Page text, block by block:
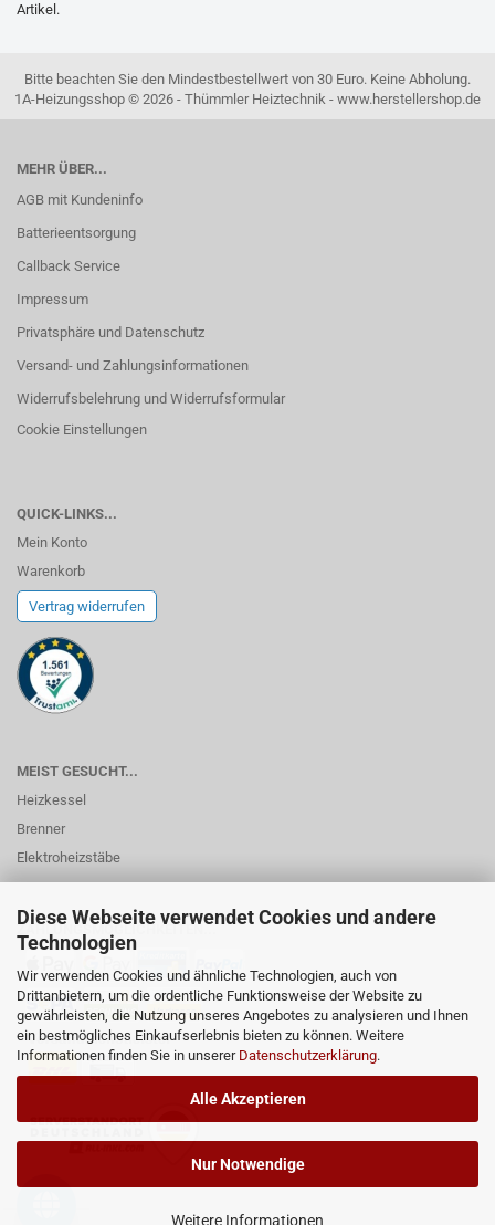
Diese Webseite verwendet Cookies und andere
Technologien
Wir verwenden Cookies und ähnliche Technologien, auch von
Drittanbietern, um die ordentliche Funktionsweise der Website zu
gewährleisten, die Nutzung unseres Angebotes zu analysieren und Ihnen
ein bestmögliches Einkaufserlebnis bieten zu können. Weitere
Informationen finden Sie in unserer Datenschutzerklärung.
Alle Akzeptieren
Nur Notwendige
Weitere Informationen
Artikel.
Bitte beachten Sie den Mindestbestellwert von 30 Euro. Keine Abholung.
1A-Heizungsshop © 2026 - Thümmler Heiztechnik - www.herstellershop.de
MEHR ÜBER...
AGB mit Kundeninfo
Batterieentsorgung
Callback Service
Impressum
Privatsphäre und Datenschutz
Versand- und Zahlungsinformationen
Widerrufsbelehrung und Widerrufsformular
Cookie Einstellungen
QUICK-LINKS...
Mein Konto
Warenkorb
Vertrag widerrufen
MEIST GESUCHT...
Heizkessel
Brenner
Elektroheizstäbe
ZAHLUNGSMÖGLICHKEITEN...